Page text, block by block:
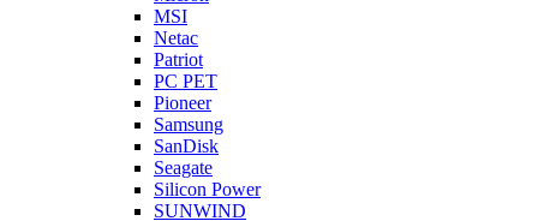
MSI
Netac
Patriot
PC PET
Pioneer
Samsung
SanDisk
Seagate
Silicon Power
SUNWIND